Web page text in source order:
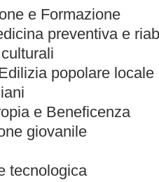
e Formazione
preventiva e
popolare locale
e Beneficenza
giovanile
tecnologica